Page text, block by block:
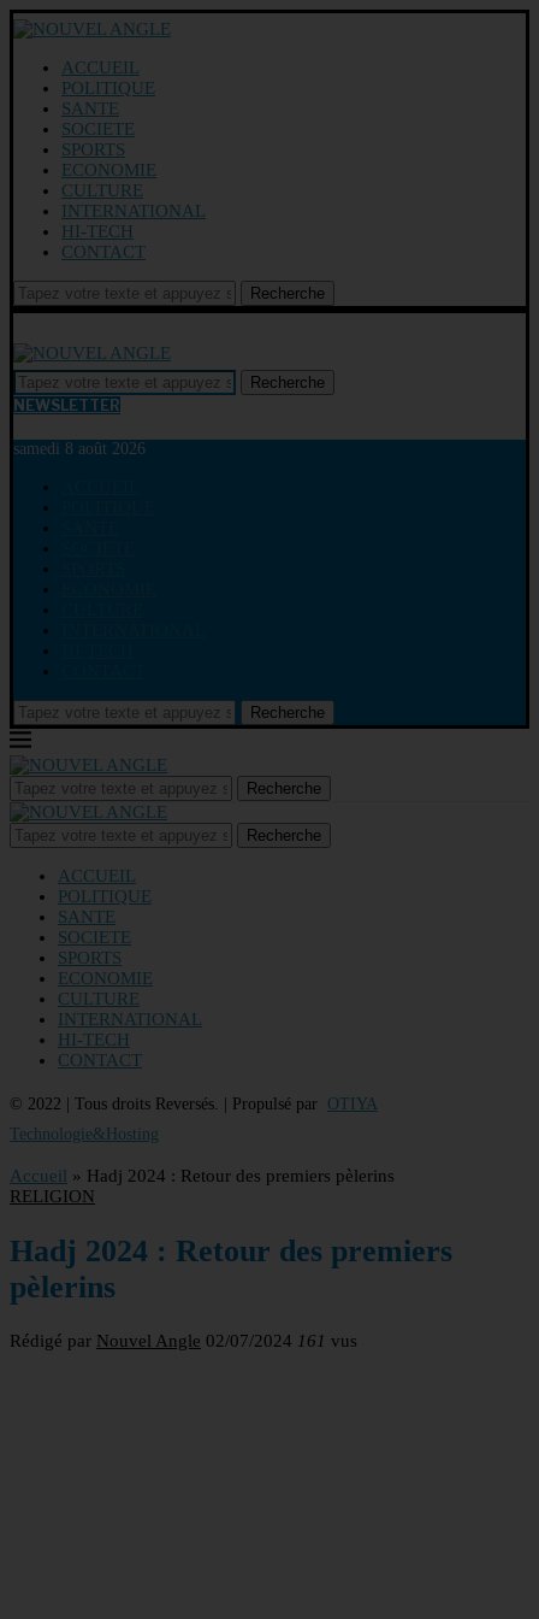
ACCUEIL
POLITIQUE
SANTE
SOCIETE
SPORTS
ECONOMIE
CULTURE
INTERNATIONAL
HI-TECH
CONTACT
Recherche
Recherche
NEWSLETTER
samedi 8 août 2026
Recherche
Recherche
Recherche
ACCUEIL
POLITIQUE
SANTE
SOCIETE
SPORTS
ECONOMIE
CULTURE
INTERNATIONAL
HI-TECH
CONTACT
© 2022 | Tous droits Reversés. | Propulsé par OTIYA
Technologie&Hosting
Accueil » Hadj 2024 : Retour des premiers pèlerins
RELIGION
Hadj 2024 : Retour des premiers
pèlerins
Rédigé par Nouvel Angle 02/07/2024 161 vus